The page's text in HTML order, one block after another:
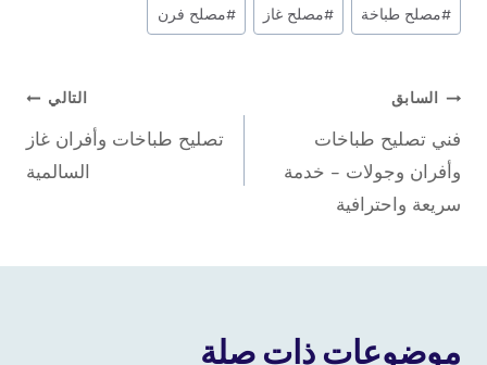
#مصلح طباخة #مصلح غاز #مصلح فرن
تصفّح
المقالات
السابق
فني تصليح طباخات
وأفران وجولات – خدمة
سريعة واحترافية
التالي
تصليح طباخات وأفران غاز
السالمية
موضوعات ذات صلة